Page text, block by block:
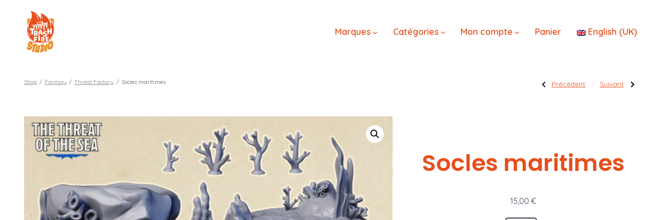
contenu
Marques Catégories Mon compte Panier English (UK)
Shop / Fantasy / Threat Factory / Socles maritimes
l’article
Publication
précédente :
Précédent Publication
suivante :
Suivant
Socles maritimes
15,00 €